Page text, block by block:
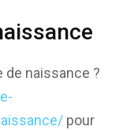
de naissance ?
pour